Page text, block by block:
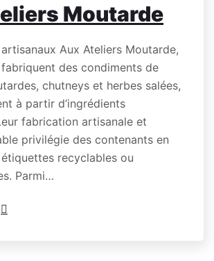
Moutarde
Aux Ateliers Moutarde,
des condiments de
chutneys et herbes salées,
à partir d’ingrédients
fabrication artisanale et
privilégie des contenants en
recyclables ou
Parmi…